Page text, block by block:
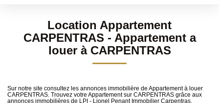
ESTIMATION
CONTACT
Plus de critères Créer une alerte
Location Appartement
CARPENTRAS - Appartement a
louer à CARPENTRAS
Sur notre site consultez les annonces immobilière de Appartement à louer
CARPENTRAS. Trouvez votre Appartement sur CARPENTRAS grâce aux
annonces immobilières de LPI - Lionel Penant Immobilier Carpentras.